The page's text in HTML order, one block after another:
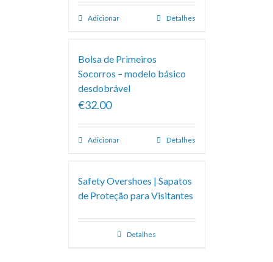
Adicionar Detalhes
Bolsa de Primeiros
Socorros – modelo básico
desdobrável
€32.00
Adicionar Detalhes
Safety Overshoes | Sapatos
de Proteção para Visitantes
Detalhes